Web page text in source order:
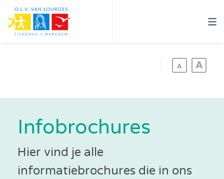
Overslaan
en
naar
Infobrochures
Hier vind je alle
informatiebrochures die in ons